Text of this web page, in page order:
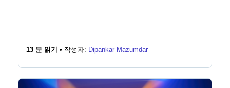
13 분 읽기 • 작성자: Dipankar Mazumdar